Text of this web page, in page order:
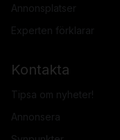
Annonsplatser
Experten förklarar
Kontakta
Tipsa om nyheter!
Annonsera